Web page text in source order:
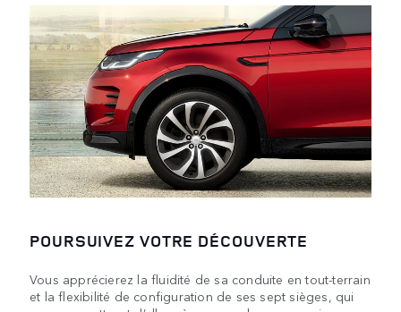
POURSUIVEZ VOTRE DÉCOUVERTE
Vous apprécierez la fluidité de sa conduite en tout-terrain
et la flexibilité de configuration de ses sept sièges, qui